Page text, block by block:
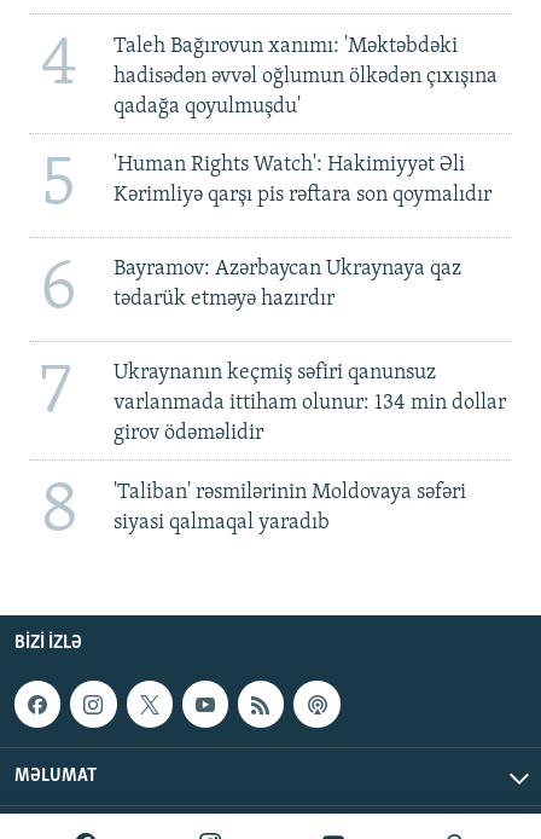
4
Taleh Bağırovun xanımı: 'Məktəbdəki
hadisədən əvvəl oğlumun ölkədən çıxışına
qadağa qoyulmuşdu'
5
'Human Rights Watch': Hakimiyyət Əli
Kərimliyə qarşı pis rəftara son qoymalıdır
6
Bayramov: Azərbaycan Ukraynaya qaz
tədarük etməyə hazırdır
7
Ukraynanın keçmiş səfiri qanunsuz
varlanmada ittiham olunur: 134 min dollar
girov ödəməlidir
8
'Taliban' rəsmilərinin Moldovaya səfəri
siyasi qalmaqal yaradıb
BIZI IZLƏ
MƏLUMAT